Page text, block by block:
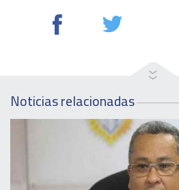
Noticias relacionadas